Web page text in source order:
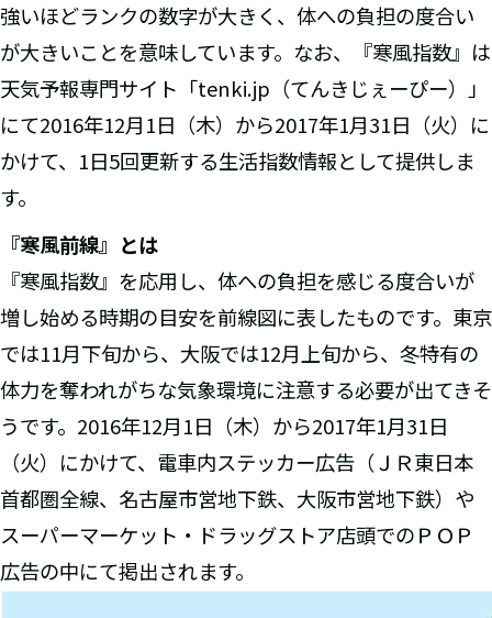
強いほどランクの数字が大きく、体への負担の度合い
が大きいことを意味しています。なお、『寒風指数』は
天気予報専門サイト「tenki.jp（てんきじぇーぴー）」
にて2016年12月1日（木）から2017年1月31日（火）に
かけて、1日5回更新する生活指数情報として提供しま
す。
『寒風前線』とは
『寒風指数』を応用し、体への負担を感じる度合いが
増し始める時期の目安を前線図に表したものです。東京
では11月下旬から、大阪では12月上旬から、冬特有の
体力を奪われがちな気象環境に注意する必要が出てきそ
うです。2016年12月1日（木）から2017年1月31日
（火）にかけて、電車内ステッカー広告（ＪＲ東日本
首都圏全線、名古屋市営地下鉄、大阪市営地下鉄）や
スーパーマーケット・ドラッグストア店頭でのＰＯＰ
広告の中にて掲出されます。